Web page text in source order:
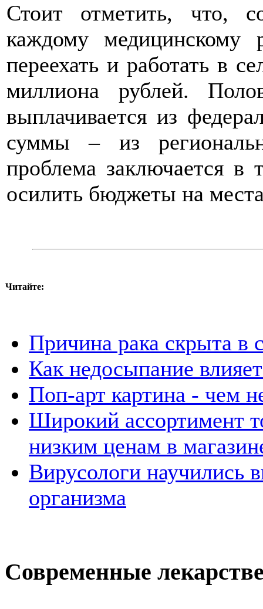
Стоит отметить, что,
каждому медицинскому
переехать и работать в
миллиона рублей.
выплачивается из
суммы – из
проблема заключается
осилить бюджеты на
Читайте:
Причина рака скрыта в
Как недосыпание
Поп-арт картина - чем
Широкий ассортимент
низким ценам в
Вирусологи научились
организма
Современные